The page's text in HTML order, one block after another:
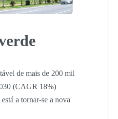
de mais de 200 mil
(CAGR 18%)
a tornar-se a nova